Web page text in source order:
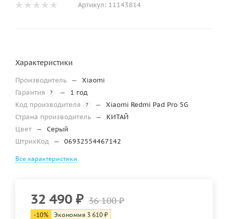
Артикул: 11143814
Характеристики
Производитель —
Xiaomi
Гарантия
? —
1 год
Код производителя
? —
Xiaomi Redmi Pad Pro 5G
Страна производитель —
КИТАЙ
Цвет —
Серый
ШтрихКод — 06932554467142
Все характеристики
32 490 ₽ 36 100₽
-10% Экономия 3 610 ₽